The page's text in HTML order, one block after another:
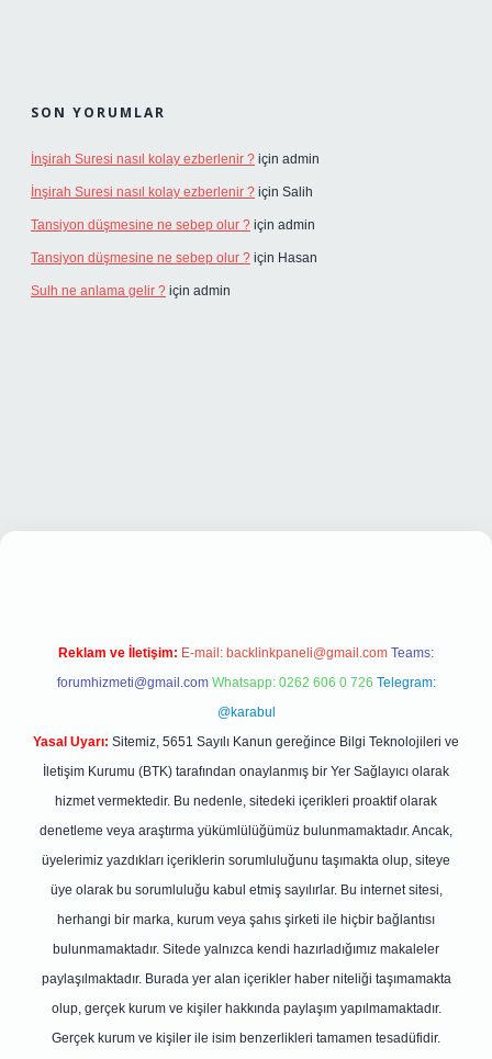
SON YORUMLAR
İnşirah Suresi nasıl kolay ezberlenir ? için admin
İnşirah Suresi nasıl kolay ezberlenir ? için Salih
Tansiyon düşmesine ne sebep olur ? için admin
Tansiyon düşmesine ne sebep olur ? için Hasan
Sulh ne anlama gelir ? için admin
Reklam ve İletişim: E-mail: backlinkpaneli@gmail.com Teams:
forumhizmeti@gmail.com Whatsapp: 0262 606 0 726 Telegram:
@karabul
Yasal Uyarı: Sitemiz, 5651 Sayılı Kanun gereğince Bilgi Teknolojileri ve
İletişim Kurumu (BTK) tarafından onaylanmış bir Yer Sağlayıcı olarak
hizmet vermektedir. Bu nedenle, sitedeki içerikleri proaktif olarak
denetleme veya araştırma yükümlülüğümüz bulunmamaktadır. Ancak,
üyelerimiz yazdıkları içeriklerin sorumluluğunu taşımakta olup, siteye
üye olarak bu sorumluluğu kabul etmiş sayılırlar. Bu internet sitesi,
herhangi bir marka, kurum veya şahıs şirketi ile hiçbir bağlantısı
bulunmamaktadır. Sitede yalnızca kendi hazırladığımız makaleler
paylaşılmaktadır. Burada yer alan içerikler haber niteliği taşımamakta
olup, gerçek kurum ve kişiler hakkında paylaşım yapılmamaktadır.
Gerçek kurum ve kişiler ile isim benzerlikleri tamamen tesadüfidir.